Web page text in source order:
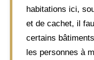
habitations ici,
et de cachet, il
certains
les personnes à